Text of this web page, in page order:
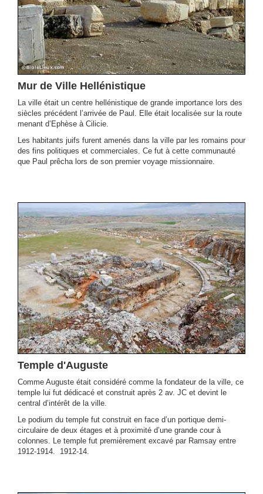
Mur de Ville Hellénistique
La ville était un centre hellénistique de grande importance lors des
siècles précédent l’arrivée de Paul. Elle était localisée sur la route
menant d’Ephèse à Cilicie.
Les habitants juifs furent amenés dans la ville par les romains pour
des fins politiques et commerciales. Ce fut à cette communauté
que Paul prêcha lors de son premier voyage missionnaire.
Temple d'Auguste
Comme Auguste était considéré comme la fondateur de la ville, ce
temple lui fut dédicacé et construit après 2 av. JC et devint le
central d’intérêt de la ville.
Le podium du temple fut construit en face d’un portique demi-
circulaire de deux étages et à proximité d’une grande cour à
colonnes. Le temple fut premièrement excavé par Ramsay entre
1912-1914. 1912-14.